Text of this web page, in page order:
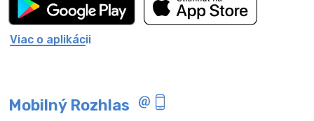
Viac o aplikácii
Mobilný Rozhlas